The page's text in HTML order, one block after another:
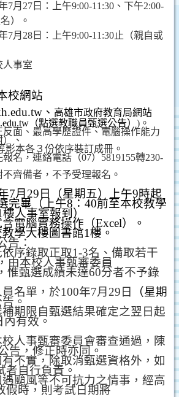
7月 27 日：上午9:00-11:30 、下午2:00-
）。
7月 28 日：上午9:00-11:30止（親自或
人事室
校網站
、 高雄市政府教育局網站
（點選教職員甄選公告） ) 。
反面、最高學歷證件、電腦操作能力
、
影本各３份依序裝訂成冊。
報名，連絡電話（07） 5819155轉230-
不齊備者，不予受理報名。
7月 29 日（星期五）上午9時起
完畢（上午8 ： 40前至本校教學
樓人事室報到）
含電腦實務操作（Excel）。
學大樓圖書館1樓。
告：
序錄取正取1-3名、備取若干
由本校人事甄審委員
惟甄選成績未達60分者不予錄
名單，於100年7月 29 日 （星期
。
期限自甄選結果確定之翌日起
內有效。
人事甄審委員會審查通過，陳
告，修正時亦同。
不實，除取消甄選資格外，如
者自行負責。
颱風等不可抗力之情事，經高
假時，則考試日期將